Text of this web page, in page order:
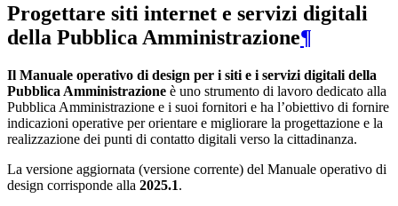
Progettare siti internet e servizi digitali
della Pubblica Amministrazione¶
Il Manuale operativo di design per i siti e i servizi digitali della
Pubblica Amministrazione è uno strumento di lavoro dedicato alla
Pubblica Amministrazione e i suoi fornitori e ha l’obiettivo di fornire
indicazioni operative per orientare e migliorare la progettazione e la
realizzazione dei punti di contatto digitali verso la cittadinanza.
La versione aggiornata (versione corrente) del Manuale operativo di
design corrisponde alla 2025.1.